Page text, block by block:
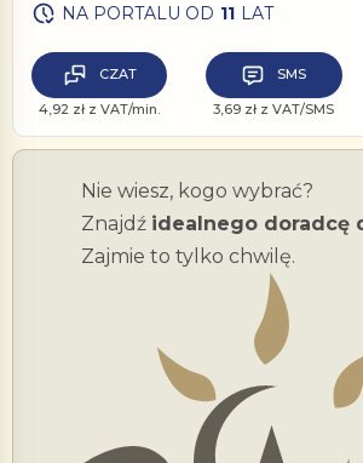
CZAT
4,92 zł z VAT/min.
SMS
3,69 zł z VAT/SMS
NA PORTALU OD 11 LAT
Nie wiesz, kogo wybrać?
Znajdź idealnego doradcę
Zajmie to tylko chwilę.